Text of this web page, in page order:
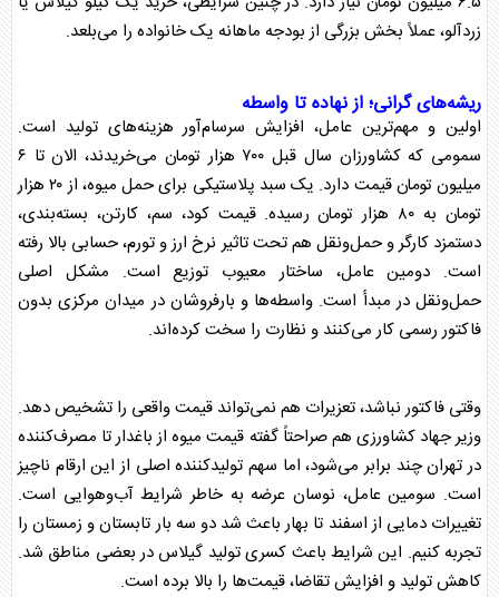
زردآلو، عملاً بخش بزرگی از بودجه ماهانه یک خانواده را می‌بلعد.
ریشه‌های گرانی؛ از نهاده تا واسطه
اولین و مهم‌ترین عامل، افزایش سرسام‌آور هزینه‌های تولید است.
سمومی که کشاورزان سال قبل ۷۰۰ هزار تومان می‌خریدند، الان تا ۶
میلیون تومان قیمت دارد. یک سبد پلاستیکی برای حمل میوه
، از ۲۰ هزار
تومان به ۸۰ هزار تومان رسیده. قیمت کود، سم، کارتن، بسته‌بندی،
دستمزد کارگر و حمل‌ونقل هم تحت تاثیر نرخ ارز و تورم، حسابی بالا رفته
است. دومین عامل، ساختار معیوب توزیع است. مشکل اصلی
حمل‌ونقل در مبدأ است. واسطه‌ها و بارفروشان در میدان مرکزی بدون
فاکتور رسمی کار می‌کنند و نظارت را سخت کرده‌اند.
وقتی فاکتور نباشد، تعزیرات هم نمی‌تواند قیمت واقعی را تشخیص دهد.
وزیر جهاد کشاورزی هم صراحتاً گفته قیمت میوهاز باغدار تا مصرف‌کننده
در تهران چند برابر می‌شود، اما سهم تولیدکننده اصلی از این ارقام ناچیز
است. سومین عامل، نوسان عرضه به خاطر شرایط آب‌وهوایی است.
تغییرات دمایی از اسفند تا بهار باعث شد دو سه بار تابستان و زمستان را
تجربه کنیم. این شرایط باعث کسری تولید گیلاس در بعضی مناطق شد.
کاهش تولید و افزایش تقاضا، قیمت‌ها را بالا برده است.